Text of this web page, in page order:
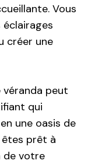
Vous
créer une
véranda peut
qui
une oasis de
prêt à
de votre